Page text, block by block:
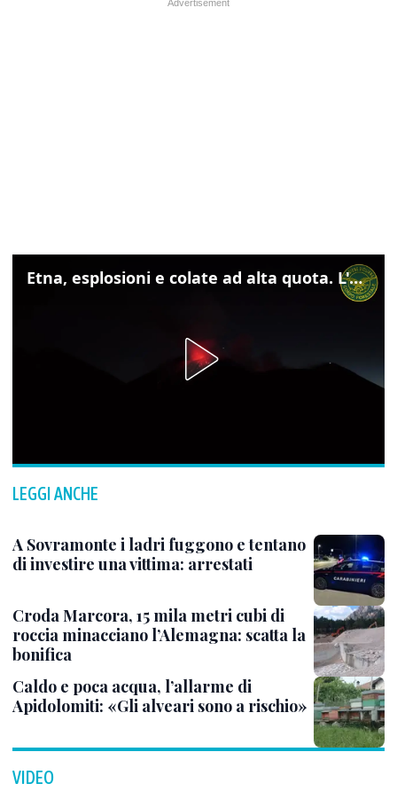
Etna, esplosioni e colate ad alta quota. L'aeroporto di Catania verso la normalità
LEGGI ANCHE
A Sovramonte i ladri fuggono e tentano
di investire una vittima: arrestati
Croda Marcora, 15 mila metri cubi di
roccia minacciano l’Alemagna: scatta la
bonifica
Caldo e poca acqua, l’allarme di
Apidolomiti: «Gli alveari sono a rischio»
VIDEO